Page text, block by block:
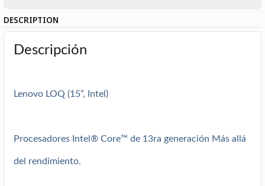
DESCRIPTION
Descripción
Lenovo LOQ (15”, Intel)
Procesadores Intel® Core™ de 13ra generación Más allá
del rendimiento.